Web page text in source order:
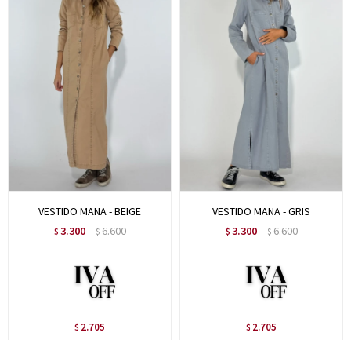
VESTIDO MANA - BEIGE
$ 3.300 $6.600
$ 2.705
VESTIDO MANA - GRIS
$ 3.300 $6.600
$ 2.705